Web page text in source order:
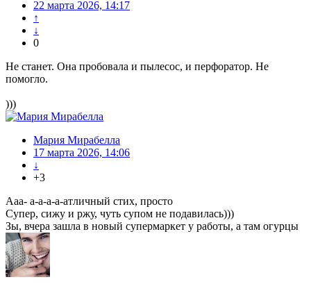
22 марта 2026, 14:17
↑
↓
0
Не станет. Она пробовала и пылесос, и перфоратор. Не
помогло.
)))
Мария Мирабелла
17 марта 2026, 14:06
↓
+3
Ааа- а-а-а-а-атличный стих, просто
Супер, сижу и ржу, чуть супом не подавилась)))
Зы, вчера зашла в новый супермаркет у работы, а там огурцы